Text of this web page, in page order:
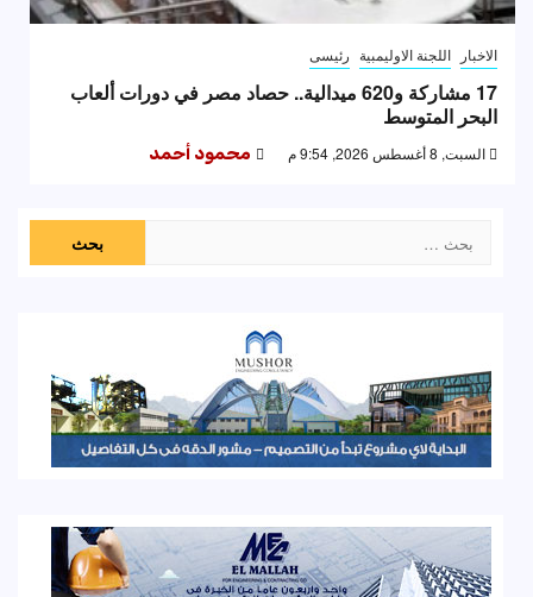
الاخبار اللجنة الاوليمبية رئيسى
17 مشاركة و620 ميدالية.. حصاد مصر في دورات ألعاب
البحر المتوسط
السبت, 8 أغسطس 2026, 9:54 م محمود أحمد
عن: